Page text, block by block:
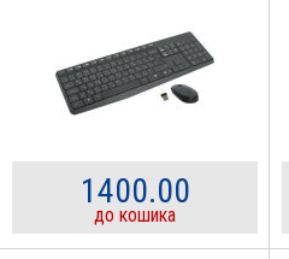
1400.00
до кошика